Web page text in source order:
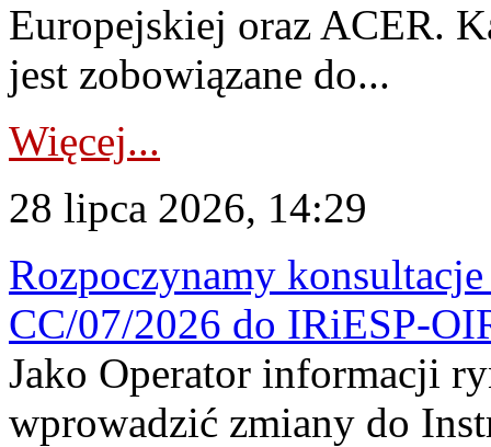
Europejskiej oraz ACER.
jest zobowiązane do...
Więcej...
28 lipca 2026, 14:29
Rozpoczynamy
CC/07/2026 do IRiESP-
Jako Operator informacji
wprowadzić zmiany do